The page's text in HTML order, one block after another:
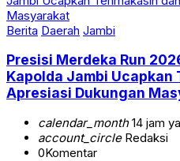
Berita Daerah Jambi
Presisi Merdeka Run
Kapolda Jambi Ucapkan
Apresiasi Dukungan
calendar_month14 jam
account_circleRedaksi
0Komentar